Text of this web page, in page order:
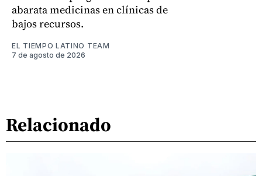
abarata medicinas en clínicas de
bajos recursos.
EL TIEMPO LATINO TEAM
7 de agosto de 2026
Relacionado